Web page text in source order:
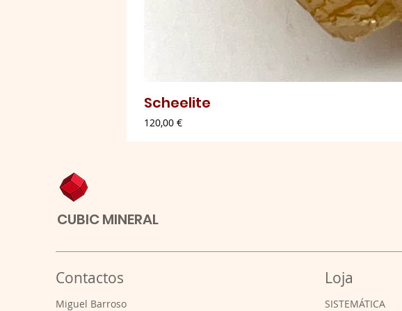
Scheelite
Preço
120,00 €
CUBIC MINERAL
Contactos
​Miguel Barroso
Loja
SISTEMÁTICA